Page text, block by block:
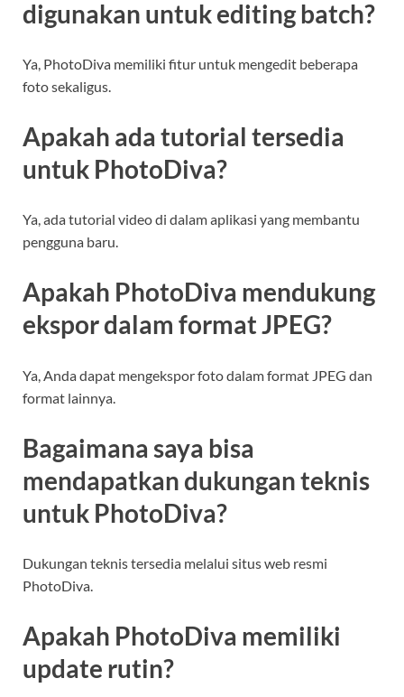
digunakan untuk editing batch?
Ya, PhotoDiva memiliki fitur untuk mengedit beberapa
foto sekaligus.
Apakah ada tutorial tersedia
untuk PhotoDiva?
Ya, ada tutorial video di dalam aplikasi yang membantu
pengguna baru.
Apakah PhotoDiva mendukung
ekspor dalam format JPEG?
Ya, Anda dapat mengekspor foto dalam format JPEG dan
format lainnya.
Bagaimana saya bisa
mendapatkan dukungan teknis
untuk PhotoDiva?
Dukungan teknis tersedia melalui situs web resmi
PhotoDiva.
Apakah PhotoDiva memiliki
update rutin?